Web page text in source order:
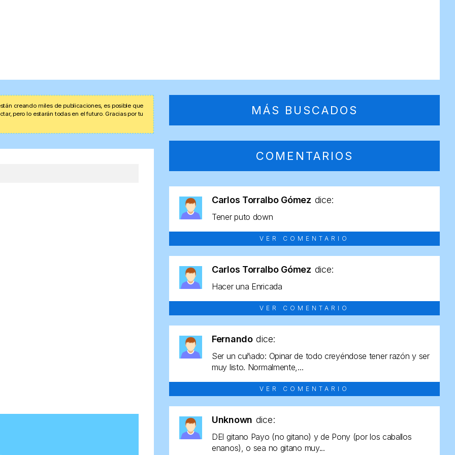
creando miles de publicaciones, es posible que
pero lo estarán todas en el futuro. Gracias por tu
MÁS BUSCADOS
COMENTARIOS
Carlos Torralbo Gómez dice:
Tener puto down
VER COMENTARIO
Carlos Torralbo Gómez dice:
Hacer una Enricada
VER COMENTARIO
Fernando dice:
Ser un cuñado: Opinar de todo creyéndose tener razón y ser
muy listo. Normalmente,...
VER COMENTARIO
Unknown dice:
DEl gitano Payo (no gitano) y de Pony (por los caballos
enanos), o sea no gitano muy...